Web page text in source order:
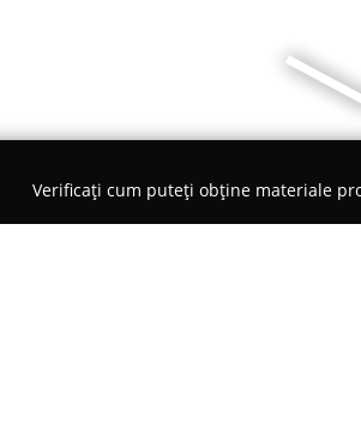
Verificați cum puteți obține materiale